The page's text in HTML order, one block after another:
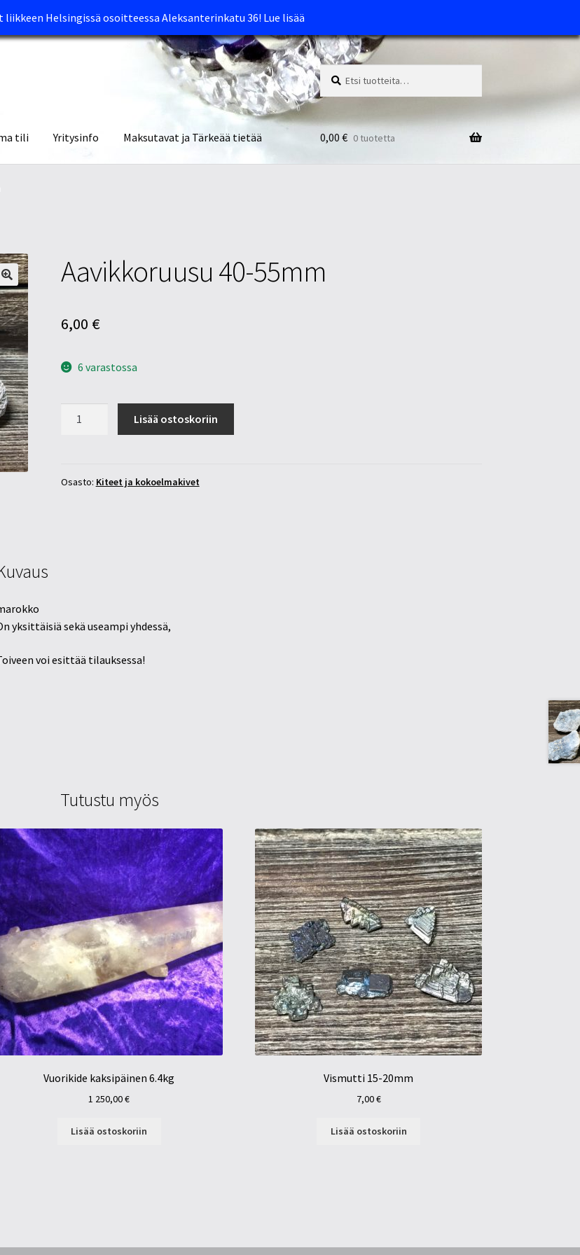
liikkeen Helsingissä osoitteessa Aleksanterinkatu 36! Lue lisää
Etsi:
Haku
tili Yritysinfo Maksutavat ja Tärkeää tietää 0,00 € 0 tuotetta
Aavikkoruusu 40-55mm
6,00 €
6 varastossa
Lisää ostoskoriin
Osasto: Kiteet ja kokoelmakivet
yksittäisiä sekä useampi yhdessä,
voi esittää tilauksessa!
Tutustu myös
Vuorikide kaksipäinen 6.4kg
1 250,00€
Lisää ostoskoriin
Vismutti 15-20mm
7,00€
Lisää ostoskoriin